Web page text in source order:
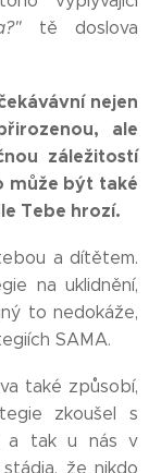
tě doslova
nejen
ale
záležitostí
může být také
Tebe hrozí.
a dítětem.
na uklidnění,
to nedokáže,
SAMA.
také způsobí,
zkoušel s
a tak u nás v
že nikdo